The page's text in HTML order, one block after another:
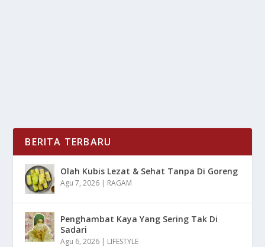
BERITA TERBARU
Olah Kubis Lezat & Sehat Tanpa Di Goreng
Agu 7, 2026 | RAGAM
Penghambat Kaya Yang Sering Tak Di
Sadari
Agu 6, 2026 | LIFESTYLE